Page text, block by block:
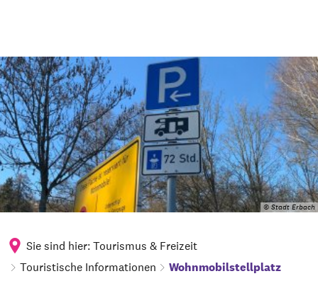
© Stadt Erbach
Sie sind hier: Tourismus & Freizeit
Touristische Informationen
Wohnmobilstellplatz